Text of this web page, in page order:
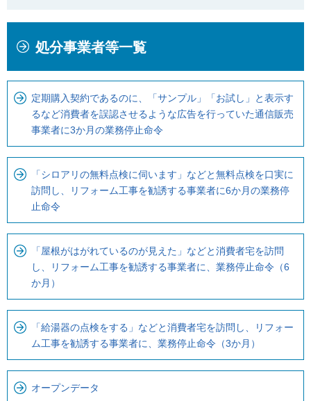
ま
す
。
ロ
ル
ナ
処分事業者等一覧
定期購入契約であるのに、「サンプル」「お試し」と表示す
るなど消費者を誤認させるような広告を行っていた通信販売
事業者に3か月の業務停止命令
「シロアリの無料点検に伺います」などと無料点検を口実に
訪問し、リフォーム工事を勧誘する事業者に6か月の業務停
止命令
「屋根がはがれているのが見えた」などと消費者宅を訪問
し、リフォーム工事を勧誘する事業者に、業務停止命令（6
か月）
「給湯器の点検をする」などと消費者宅を訪問し、リフォー
ム工事を勧誘する事業者に、業務停止命令（3か月）
オープンデータ